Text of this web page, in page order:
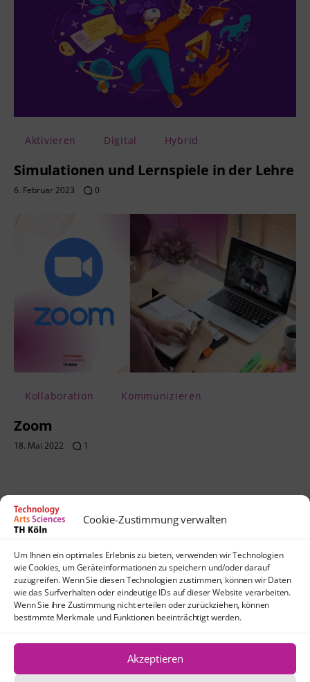
Cookie-Zustimmung verwalten
Um Ihnen ein optimales Erlebnis zu bieten, verwenden wir Technologien
wie Cookies, um Geräteinformationen zu speichern und/oder darauf
zuzugreifen. Wenn Sie diesen Technologien zustimmen, können wir Daten
wie das Surfverhalten oder eindeutige IDs auf dieser Website verarbeiten.
Wenn Sie ihre Zustimmung nicht erteilen oder zurückziehen, können
bestimmte Merkmale und Funktionen beeinträchtigt werden.
Akzeptieren
Aktivieren Digital Hybrid
Simulationen und Lernspiele in der Lehre
6. Februar 2023 0
Kollaboration Kommunizieren
Zoom
18. Mai 2022 1
lehrpfade@th-koeln.de
Anfahrt
TH Köln
Standort Köln-Mülheim
51063 Köln